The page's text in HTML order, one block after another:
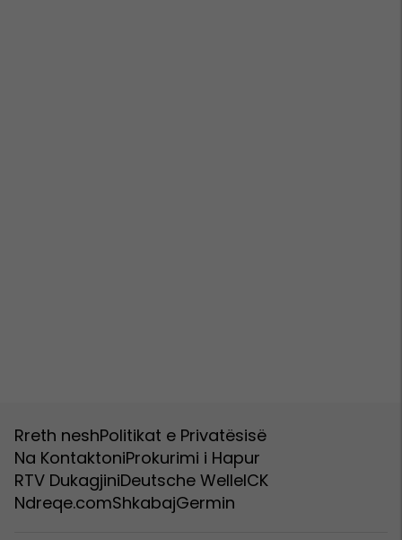
Rreth neshPolitikat e Privatësisë
Na KontaktoniProkurimi i Hapur
RTV DukagjiniDeutsche WelleICK
Ndreqe.comShkabajGermin